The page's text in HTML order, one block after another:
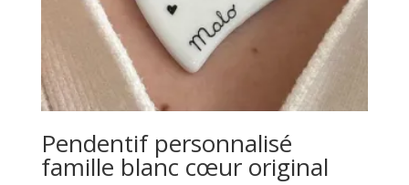
Pendentif personnalisé
famille blanc cœur original